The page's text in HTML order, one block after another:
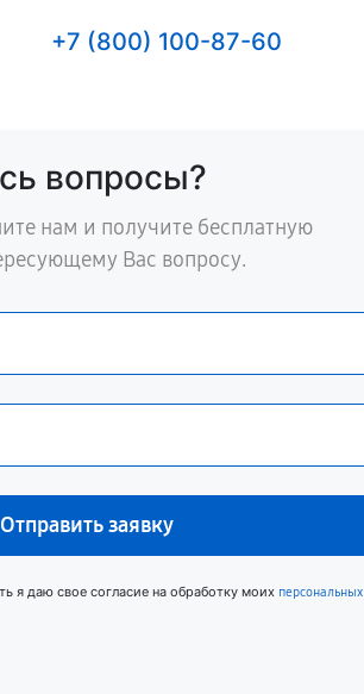
+7 (800) 100-87-60
вопросы?
нам и получите бесплатную
Вас вопросу.
Отправить заявку
я даю свое согласие на обработку моих персональных